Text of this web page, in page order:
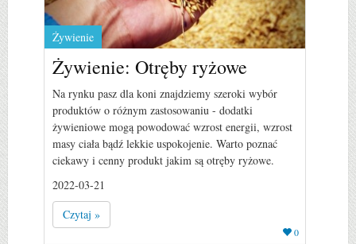
Żywienie
Żywienie: Otręby ryżowe
Na rynku pasz dla koni znajdziemy szeroki wybór
produktów o różnym zastosowaniu - dodatki
żywieniowe mogą powodować wzrost energii, wzrost
masy ciała bądź lekkie uspokojenie. Warto poznać
ciekawy i cenny produkt jakim są otręby ryżowe.
2022-03-21
Czytaj »
0